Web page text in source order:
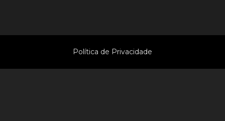
Política de Privacidade